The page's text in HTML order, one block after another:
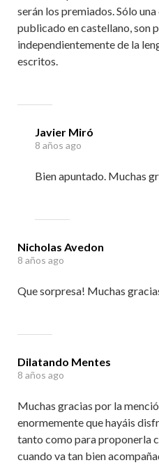
serán los premiados. Sólo
publicado en castellano, son
independientemente de la
escritos.
Javier Miró
8 años ago
Bien apuntado. Muchas
Nicholas Avedon
8 años ago
Que sorpresa! Muchas
Dilatando Mentes
8 años ago
Muchas gracias por la
enormemente que hayáis
tanto como para proponerla
cuando va tan bien